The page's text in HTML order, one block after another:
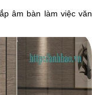
âm bàn làm việc văn